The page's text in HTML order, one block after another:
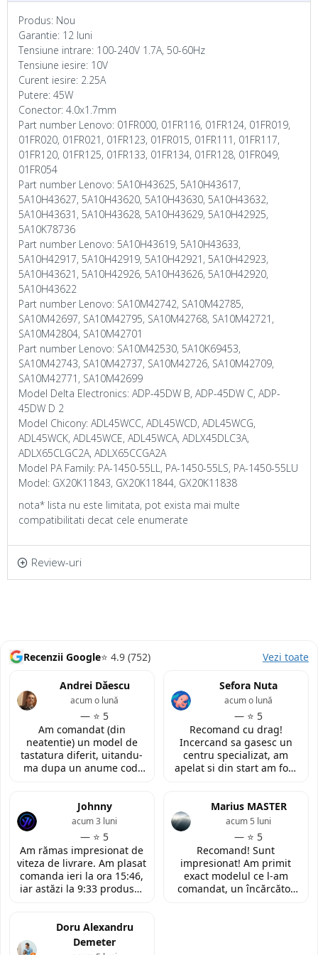
Produs: Nou
Garantie: 12 luni
Tensiune intrare: 100-240V 1.7A, 50-60Hz
Tensiune iesire: 10V
Curent iesire: 2.25A
Putere: 45W
Conector: 4.0x1.7mm
Part number Lenovo: 01FR000, 01FR116, 01FR124, 01FR019,
01FR020, 01FR021, 01FR123, 01FR015, 01FR111, 01FR117,
01FR120, 01FR125, 01FR133, 01FR134, 01FR128, 01FR049,
01FR054
Part number Lenovo: 5A10H43625, 5A10H43617,
5A10H43627, 5A10H43620, 5A10H43630, 5A10H43632,
5A10H43631, 5A10H43628, 5A10H43629, 5A10H42925,
5A10K78736
Part number Lenovo: 5A10H43619, 5A10H43633,
5A10H42917, 5A10H42919, 5A10H42921, 5A10H42923,
5A10H43621, 5A10H42926, 5A10H43626, 5A10H42920,
5A10H43622
Part number Lenovo: SA10M42742, SA10M42785,
SA10M42697, SA10M42795, SA10M42768, SA10M42721,
SA10M42804, SA10M42701
Part number Lenovo: SA10M42530, 5A10K69453,
SA10M42743, SA10M42737, SA10M42726, SA10M42709,
SA10M42771, SA10M42699
Model Delta Electronics: ADP-45DW B, ADP-45DW C, ADP-
45DW D 2
Model Chicony: ADL45WCC, ADL45WCD, ADL45WCG,
ADL45WCK, ADL45WCE, ADL45WCA, ADLX45DLC3A,
ADLX65CLGC2A, ADLX65CCGA2A
Model PA Family: PA-1450-55LL, PA-1450-55LS, PA-1450-55LU
Model: GX20K11843, GX20K11844, GX20K11838
nota* lista nu este limitata, pot exista mai multe
compatibilitati decat cele enumerate
Review-uri
Recenzii Google⭐ 4.9 (752) Vezi toate
Andrei Dăescu
— ⭐ 5
acum o lună
Am comandat (din
neatentie) un model de
tastatura diferit, uitandu-
ma dupa un anume cod.
contactat in urma cererii
de retur si mi-au oferit
modelul potrivit de
tastatura pentru repararea
laptopului. Nu am ce
reprosa! Serviciu prompt si
de incredere!
Sefora Nuta
— ⭐ 5
acum o lună
Recomand cu drag!
Incercand sa gasesc un
centru specializat, am
apelat si din start am fost
fata locului, am fost placut
impresionata de
amabilitatea si priceperea
personalului. Multumesc
tare mult pentru ajutorul
oferit!
Johnny
— ⭐ 5
acum 3 luni
Am rămas impresionat de
viteza de livrare. Am plasat
comanda ieri la ora 15:46,
iar astăzi la 9:33 produsul
exact conform descrierii,
ambalată corespunzător și
Marius MASTER
— ⭐ 5
acum 5 luni
Recomand! Sunt
impresionat! Am primit
exact modelul ce l-am
comandat, un încărcător
Doru Alexandru
Demeter